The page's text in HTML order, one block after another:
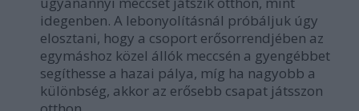
idegenben. A lebonyolításnál próbáljuk úgy
elosztani, hogy a csoport erősorrendjében az
egymáshoz közel állók meccsén a gyengébbet
segíthesse a hazai pálya, míg ha nagyobb a
különbség, akkor az erősebb csapat játsszon